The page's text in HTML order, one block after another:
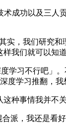
功以及三人
，我们研究和
我们就可以知
习不行吧」
学习推翻，
种事情我并不关
派，我还是看